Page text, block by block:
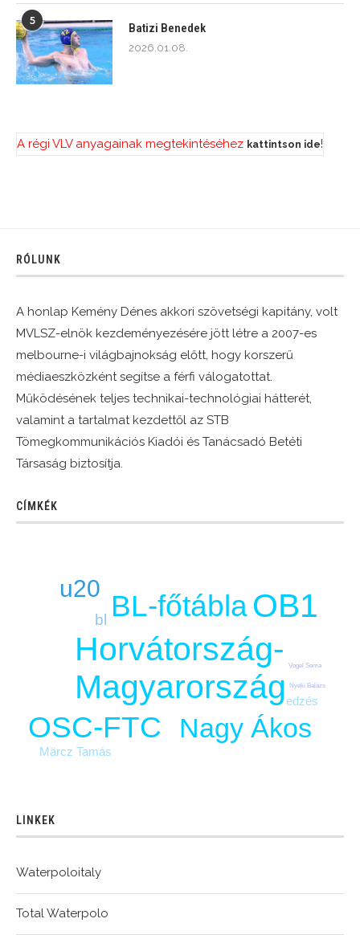
5
Batizi Benedek
2026.01.08.
A régi VLV anyagainak megtekintéséhez kattintson ide!
RÓLUNK
A honlap Kemény Dénes akkori szövetségi kapitány, volt
MVLSZ-elnök kezdeményezésére jött létre a 2007-es
melbourne-i világbajnokság előtt, hogy korszerű
médiaeszközként segítse a férfi válogatottat.
Működésének teljes technikai-technológiai hátterét,
valamint a tartalmat kezdettől az STB
Tömegkommunikációs Kiadói és Tanácsadó Betéti
Társaság biztosítja.
CÍMKÉK
Horvátország-
Magyarország
OB1
BL-főtábla
OSC-FTC Nagy Ákos
u20
bl
edzés
Märcz Tamás
Nyéki Balázs
Vogel Soma
LINKEK
Waterpoloitaly
Total Waterpolo